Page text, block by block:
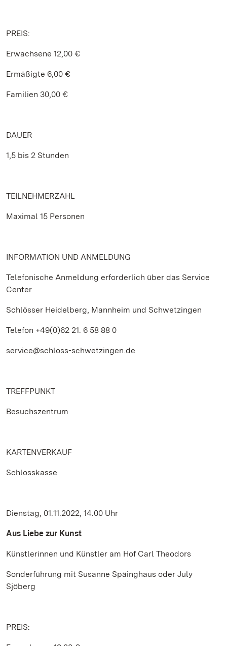
PREIS:
Erwachsene 12,00 €
Ermäßigte 6,00 €
Familien 30,00 €
DAUER
1,5 bis 2 Stunden
TEILNEHMERZAHL
Maximal 15 Personen
INFORMATION UND ANMELDUNG
Telefonische Anmeldung erforderlich über das Service
Center
Schlösser Heidelberg, Mannheim und Schwetzingen
Telefon +49(0)62 21. 6 58 88 0
service@schloss-schwetzingen.de
TREFFPUNKT
Besuchszentrum
KARTENVERKAUF
Schlosskasse
Dienstag, 01.11.2022, 14.00 Uhr
Aus Liebe zur Kunst
Künstlerinnen und Künstler am Hof Carl Theodors
Sonderführung mit Susanne Späinghaus oder July
Sjöberg
PREIS: